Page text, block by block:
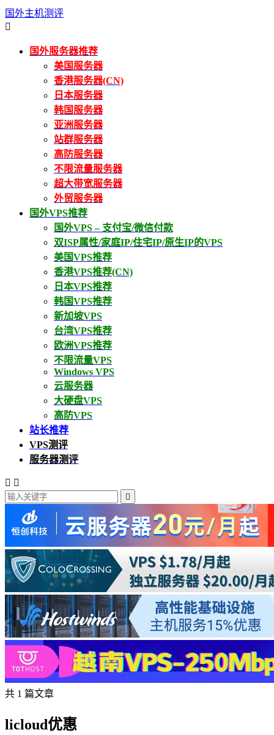
国外主机测评

国外服务器推荐
美国服务器
香港服务器(CN)
日本服务器
韩国服务器
亚洲服务器
站群服务器
高防服务器
不限流量服务器
超大带宽服务器
外贸服务器
国外VPS推荐
国外VPS – 支付宝/微信付款
双ISP属性/家庭IP/住宅IP/原生IP的VPS
美国VPS推荐
香港VPS推荐(CN)
日本VPS推荐
韩国VPS推荐
新加坡VPS
台湾VPS推荐
欧洲VPS推荐
不限流量VPS
Windows VPS
云服务器
大硬盘VPS
高防VPS
站长推荐
VPS测评
服务器测评
 

共 1 篇文章
licloud优惠